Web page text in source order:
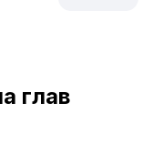
глав